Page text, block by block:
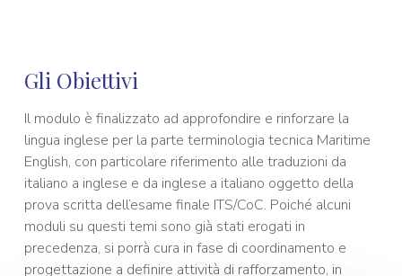
Gli Obiettivi
Il modulo è finalizzato ad approfondire e rinforzare la
lingua inglese per la parte terminologia tecnica Maritime
English, con particolare riferimento alle traduzioni da
italiano a inglese e da inglese a italiano oggetto della
prova scritta dell’esame finale ITS/CoC. Poiché alcuni
moduli su questi temi sono già stati erogati in
precedenza, si porrà cura in fase di coordinamento e
progettazione a definire attività di rafforzamento, in